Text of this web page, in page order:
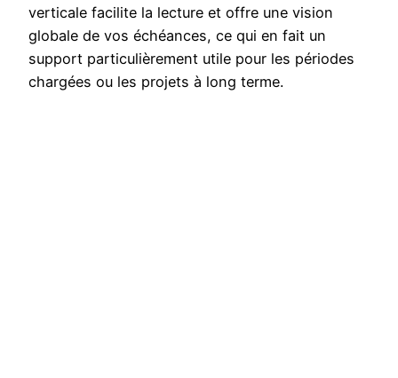
verticale facilite la lecture et offre une vision
globale de vos échéances, ce qui en fait un
support particulièrement utile pour les périodes
chargées ou les projets à long terme.